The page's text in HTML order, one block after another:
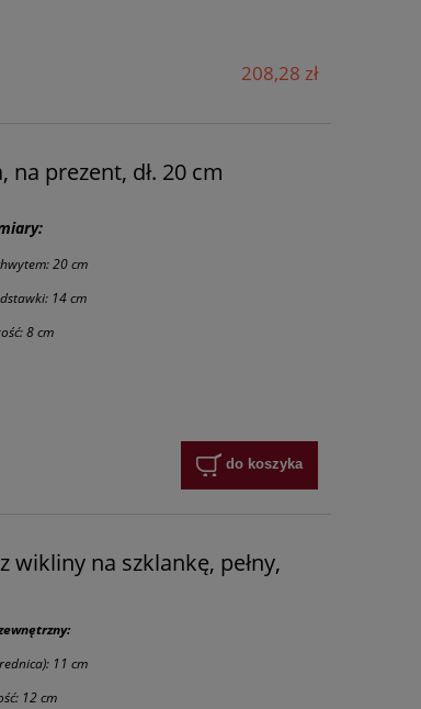
208,28 zł
prezent, dł. 20 cm
20 cm
14 cm
8 cm
do koszyka
na szklankę, pełny,
11 cm
12 cm